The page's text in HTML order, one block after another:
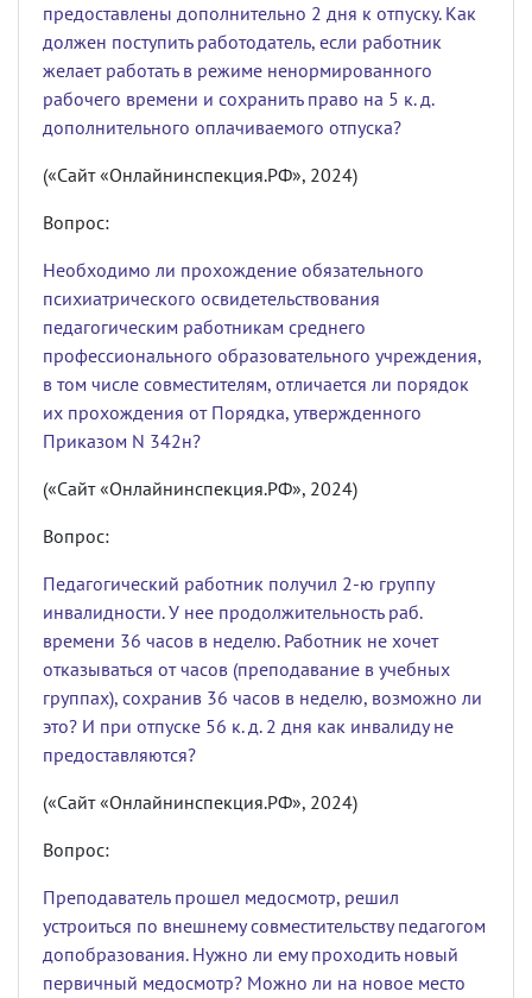
предоставлены дополнительно 2 дня к отпуску. Как
должен поступить работодатель, если работник
желает работать в режиме ненормированного
рабочего времени и сохранить право на 5 к. д.
дополнительного оплачиваемого отпуска?
(«Сайт «Онлайнинспекция.РФ», 2024)
Вопрос:
Необходимо ли прохождение обязательного
психиатрического освидетельствования
педагогическим работникам среднего
профессионального образовательного учреждения,
в том числе совместителям, отличается ли порядок
их прохождения от Порядка, утвержденного
Приказом N 342н?
(«Сайт «Онлайнинспекция.РФ», 2024)
Вопрос:
Педагогический работник получил 2-ю группу
инвалидности. У нее продолжительность раб.
времени 36 часов в неделю. Работник не хочет
отказываться от часов (преподавание в учебных
группах), сохранив 36 часов в неделю, возможно ли
это? И при отпуске 56 к. д. 2 дня как инвалиду не
предоставляются?
(«Сайт «Онлайнинспекция.РФ», 2024)
Вопрос:
Преподаватель прошел медосмотр, решил
устроиться по внешнему совместительству педагогом
допобразования. Нужно ли ему проходить новый
первичный медосмотр? Можно ли на новое место